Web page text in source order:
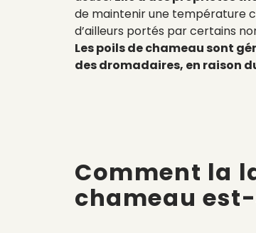
de maintenir une température
d’ailleurs portés par certains
Les poils de chameau sont
des dromadaires, en raison
Comment la
chameau